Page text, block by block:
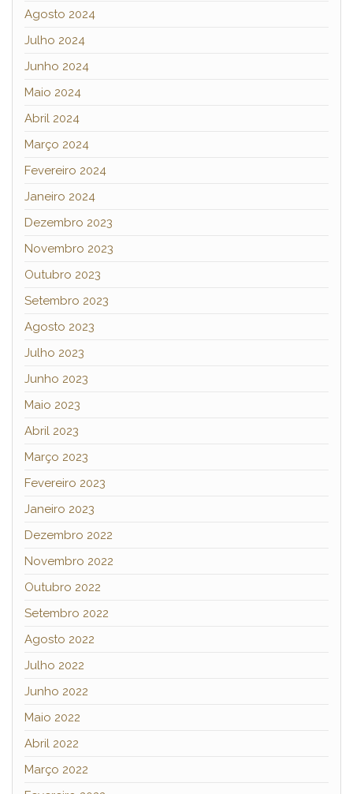
Agosto 2024
Julho 2024
Junho 2024
Maio 2024
Abril 2024
Março 2024
Fevereiro 2024
Janeiro 2024
Dezembro 2023
Novembro 2023
Outubro 2023
Setembro 2023
Agosto 2023
Julho 2023
Junho 2023
Maio 2023
Abril 2023
Março 2023
Fevereiro 2023
Janeiro 2023
Dezembro 2022
Novembro 2022
Outubro 2022
Setembro 2022
Agosto 2022
Julho 2022
Junho 2022
Maio 2022
Abril 2022
Março 2022